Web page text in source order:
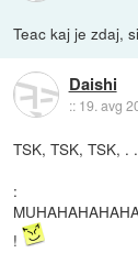
Teac kaj je zdaj,
Daishi
:: 19. avg
TSK, TSK, TSK, .
:
!